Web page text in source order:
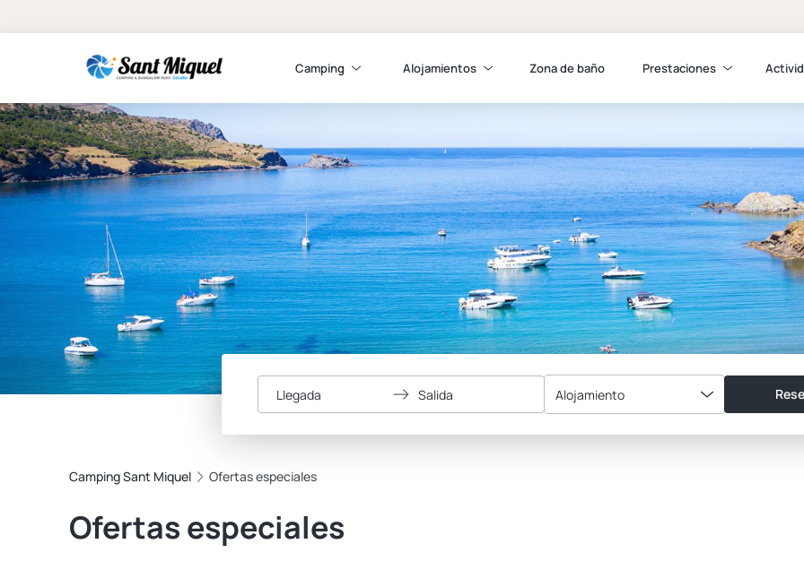
Camping Alojamientos Zona de baño Prestaciones
Llegada Salida Alojamiento
Camping Sant Miquel Ofertas especiales
Ofertas especiales